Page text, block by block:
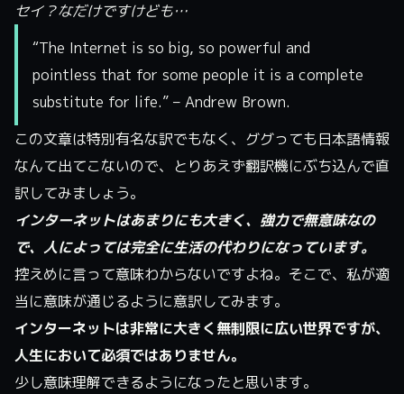
セイ？なだけですけども…
“The Internet is so big, so powerful and
pointless that for some people it is a complete
substitute for life.” – Andrew Brown.
この文章は特別有名な訳でもなく、ググっても日本語情報
なんて出てこないので、とりあえず翻訳機にぶち込んで直
訳してみましょう。
インターネットはあまりにも大きく、強力で無意味なの
で、人によっては完全に生活の代わりになっています。
控えめに言って意味わからないですよね。そこで、私が適
当に意味が通じるように意訳してみます。
インターネットは非常に大きく無制限に広い世界ですが、
人生において必須ではありません。
少し意味理解できるようになったと思います。